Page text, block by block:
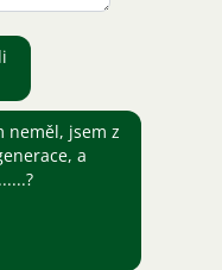
neměl, jsem z
a